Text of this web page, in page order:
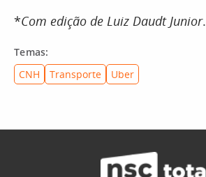
*Com edição de Luiz Daudt Junior.
Temas:
CNH
Transporte Uber